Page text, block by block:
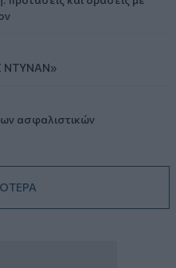
ΝΤΥΝΑΝ»
ασφαλιστικών